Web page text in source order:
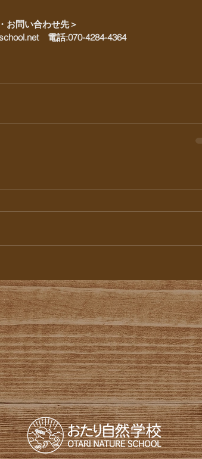
お問い合わせ先＞
　電話:070-4284-4364